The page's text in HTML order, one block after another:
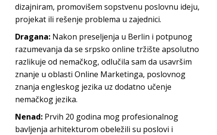
dizajniram, promovišem sopstvenu poslovnu ideju,
projekat ili rešenje problema u zajednici.
Dragana: Nakon preseljenja u Berlin i potpunog
razumevanja da se srpsko online tržište apsolutno
razlikuje od nemačkog, odlučila sam da usavršim
znanje u oblasti Online Marketinga, poslovnog
znanja engleskog jezika uz dodatno učenje
nemačkog jezika.
Nenad: Prvih 20 godina mog profesionalnog
bavljenja arhitekturom obeležili su poslovi i